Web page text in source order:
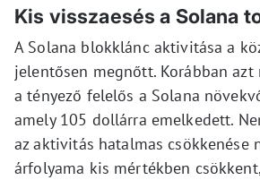
Kis visszaesés a Solana
A Solana blokklánc aktivitása a
jelentősen megnőtt. Korábban azt
a tényező felelős a Solana
amely 105 dollárra emelkedett.
az aktivitás hatalmas csökkenése
árfolyama kis mértékben